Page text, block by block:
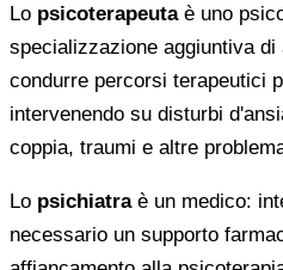
Lo psicoterapeutaè uno
specializzazione aggiuntiva di
condurre percorsi terapeutici
intervenendo su disturbi
coppia, traumi e altre
Lo psichiatraè un medico:
necessario un supporto